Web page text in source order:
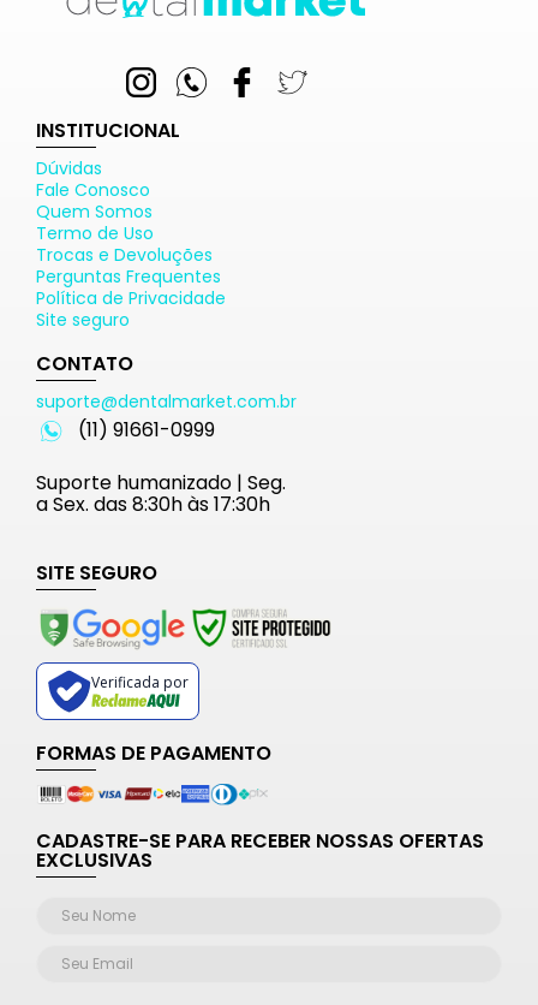
INSTITUCIONAL
Dúvidas
Fale Conosco
Quem Somos
Termo de Uso
Trocas e Devoluções
Perguntas Frequentes
Política de Privacidade
Site seguro
CONTATO
suporte@dentalmarket.com.br
(11) 91661-0999
Suporte humanizado | Seg.
a Sex. das 8:30h às 17:30h
SITE SEGURO
Verificada por
FORMAS DE PAGAMENTO
CADASTRE-SE PARA RECEBER NOSSAS OFERTAS
EXCLUSIVAS